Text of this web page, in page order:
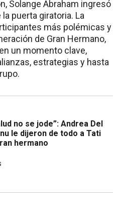
Solange Abraham ingresó
puerta giratoria. La
más polémicas y
de Gran Hermano,
un momento clave,
estrategias y hasta
no se jode”: Andrea Del
le dijeron de todo a Tati
hermano